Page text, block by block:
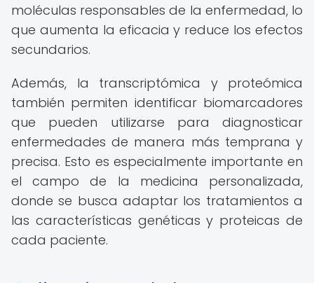
moléculas responsables de la enfermedad, lo
que aumenta la eficacia y reduce los efectos
secundarios.
Además, la transcriptómica y proteómica
también permiten identificar biomarcadores
que pueden utilizarse para diagnosticar
enfermedades de manera más temprana y
precisa. Esto es especialmente importante en
el campo de la medicina personalizada,
donde se busca adaptar los tratamientos a
las características genéticas y proteicas de
cada paciente.